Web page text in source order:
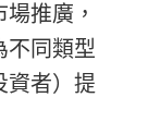
推廣，
不同類型
資者）提